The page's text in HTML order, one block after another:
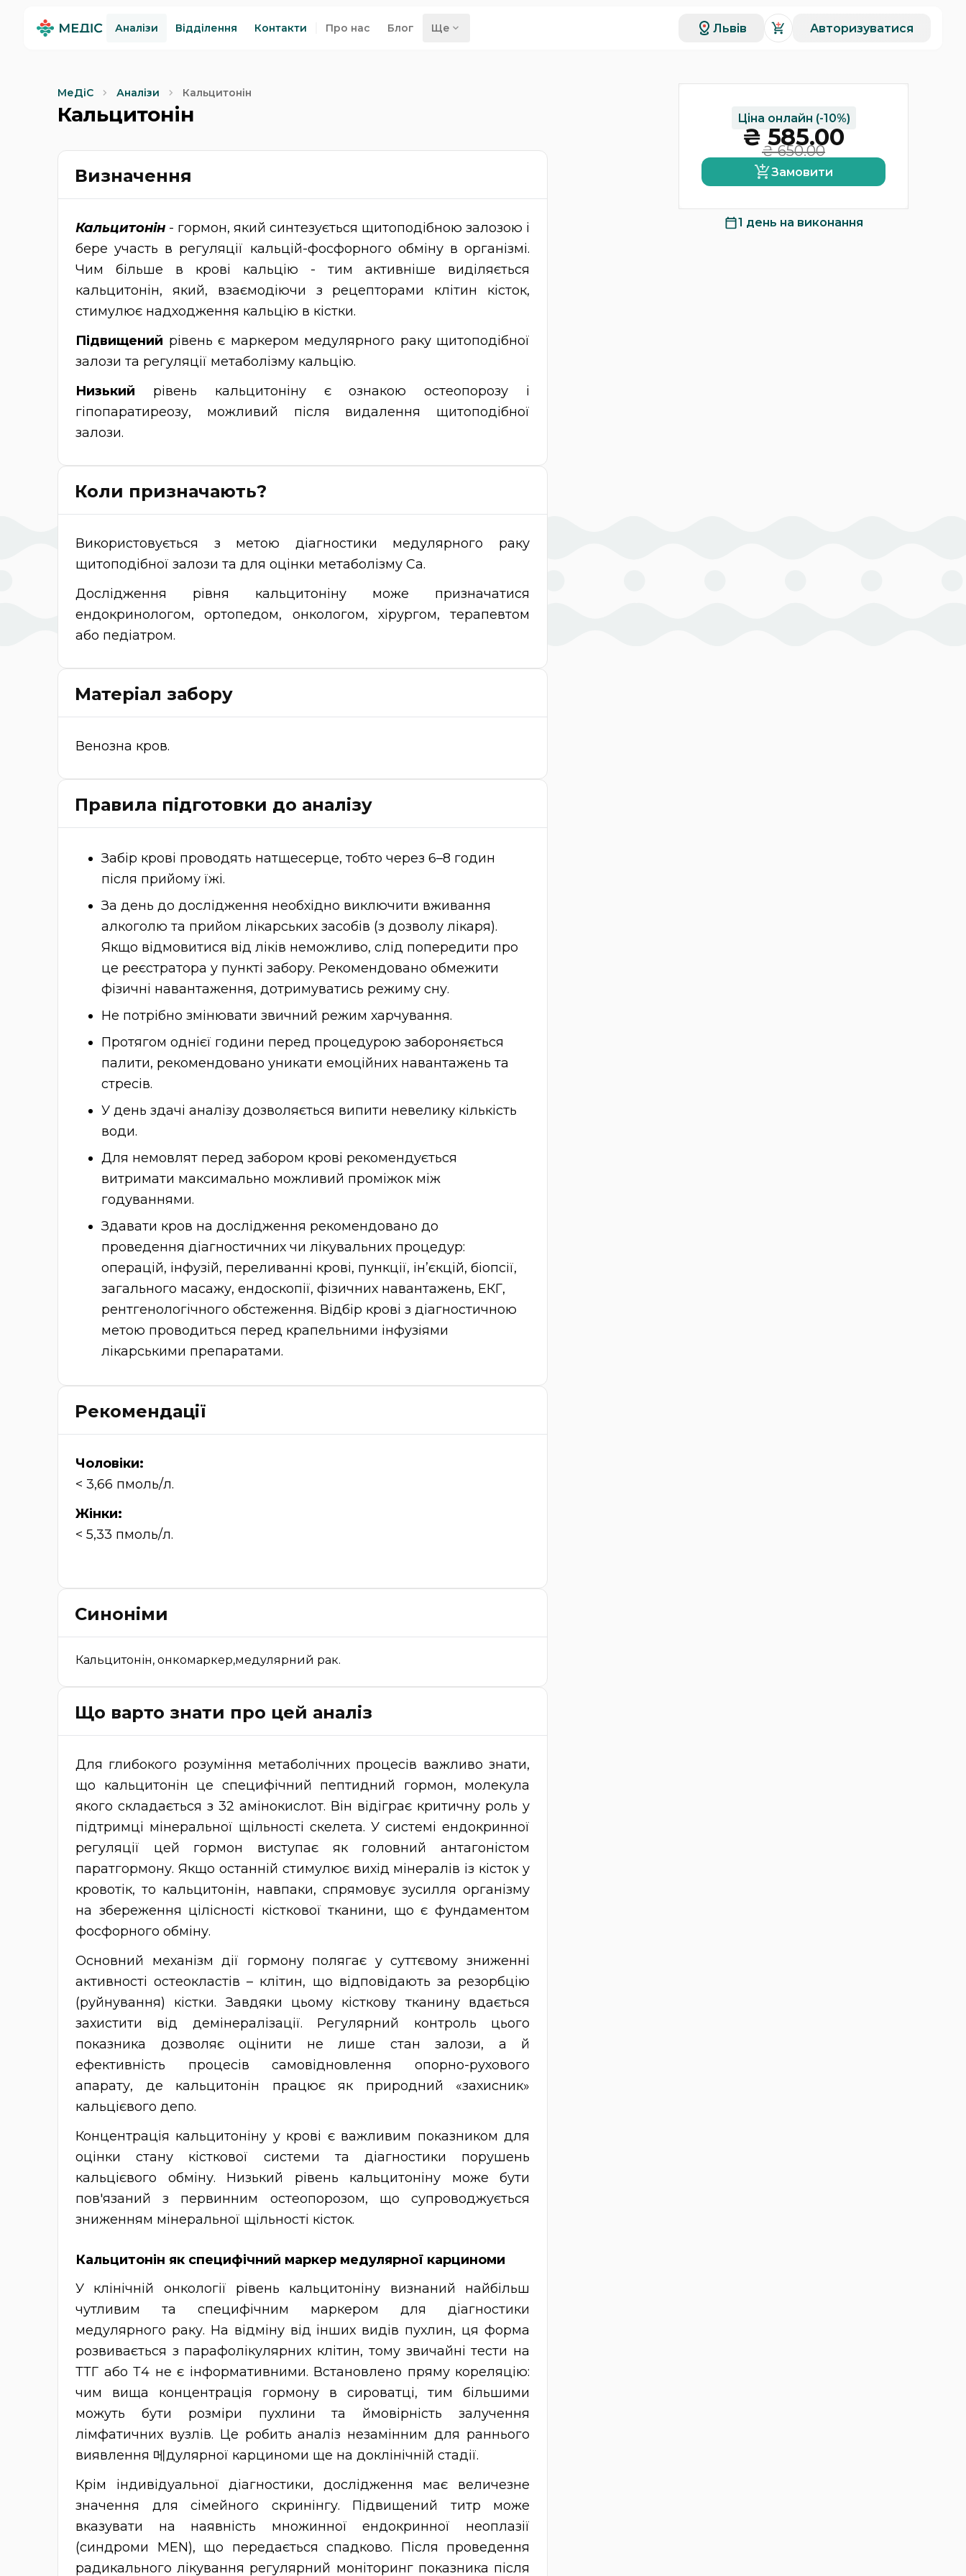
Аналізи Відділення Контакти Про нас Блог Ще Львів Авторизуватися
МеДіС Аналізи Кальцитонін
Кальцитонін
Визначення
Кальцитонін - гормон, який синтезується щитоподібною залозою і
бере участь в регуляції кальцій-фосфорного обміну в організмі.
Чим більше в крові кальцію - тим активніше виділяється
кальцитонін, який, взаємодіючи з рецепторами клітин кісток,
стимулює надходження кальцію в кістки.
Підвищений рівень є маркером медулярного раку щитоподібної
залози та регуляції метаболізму кальцію.
Низький рівень кальцитоніну є ознакою остеопорозу і
гіпопаратиреозу, можливий після видалення щитоподібної
залози.
Коли призначають?
Використовується з метою діагностики медулярного раку
щитоподібної залози та для оцінки метаболізму Са.
Дослідження рівня кальцитоніну може призначатися
ендокринологом, ортопедом, онкологом, хірургом, терапевтом
або педіатром.
Матеріал забору
Венозна кров.
Правила підготовки до аналізу
Забір крові проводять натщесерце, тобто через 6–8 годин
після прийому їжі.
За день до дослідження необхідно виключити вживання
алкоголю та прийом лікарських засобів (з дозволу лікаря).
Якщо відмовитися від ліків неможливо, слід попередити про
це реєстратора у пункті забору. Рекомендовано обмежити
фізичні навантаження, дотримуватись режиму сну.
Не потрібно змінювати звичний режим харчування.
Протягом однієї години перед процедурою забороняється
палити, рекомендовано уникати емоційних навантажень та
стресів.
У день здачі аналізу дозволяється випити невелику кількість
води.
Для немовлят перед забором крові рекомендується
витримати максимально можливий проміжок між
годуваннями.
Здавати кров на дослідження рекомендовано до
проведення діагностичних чи лікувальних процедур:
операцій, інфузій, переливанні крові, пункції, ін’єкцій, біопсії,
загального масажу, ендоскопії, фізичних навантажень, ЕКГ,
рентгенологічного обстеження. Відбір крові з діагностичною
метою проводиться перед крапельними інфузіями
лікарськими препаратами.
Рекомендації
Чоловіки:
< 3,66 пмоль/л.
Жінки:
< 5,33 пмоль/л.
Синоніми
Кальцитонін, онкомаркер,медулярний рак.
Що варто знати про цей аналіз
Для глибокого розуміння метаболічних процесів важливо знати,
що кальцитонін це специфічний пептидний гормон, молекула
якого складається з 32 амінокислот. Він відіграє критичну роль у
підтримці мінеральної щільності скелета. У системі ендокринної
регуляції цей гормон виступає як головний антагоністом
паратгормону. Якщо останній стимулює вихід мінералів із кісток у
кровотік, то кальцитонін, навпаки, спрямовує зусилля організму
на збереження цілісності кісткової тканини, що є фундаментом
фосфорного обміну.
Основний механізм дії гормону полягає у суттєвому зниженні
активності остеокластів – клітин, що відповідають за резорбцію
(руйнування) кістки. Завдяки цьому кісткову тканину вдається
захистити від демінералізації. Регулярний контроль цього
показника дозволяє оцінити не лише стан залози, а й
ефективність процесів самовідновлення опорно-рухового
апарату, де кальцитонін працює як природний «захисник»
кальцієвого депо.
Концентрація кальцитоніну у крові є важливим показником для
оцінки стану кісткової системи та діагностики порушень
кальцієвого обміну. Низький рівень кальцитоніну може бути
пов'язаний з первинним остеопорозом, що супроводжується
зниженням мінеральної щільності кісток.
Кальцитонін як специфічний маркер медулярної карциноми
У клінічній онкології рівень кальцитоніну визнаний найбільш
чутливим та специфічним маркером для діагностики
медулярного раку. На відміну від інших видів пухлин, ця форма
розвивається з парафолікулярних клітин, тому звичайні тести на
ТТГ або Т4 не є інформативними. Встановлено пряму кореляцію:
чим вища концентрація гормону в сироватці, тим більшими
можуть бути розміри пухлини та ймовірність залучення
лімфатичних вузлів. Це робить аналіз незамінним для раннього
виявлення 메дулярної карциноми ще на доклінічній стадії.
Крім індивідуальної діагностики, дослідження має величезне
значення для сімейного скринінгу. Підвищений титр може
вказувати на наявність множинної ендокринної неоплазії
(синдроми MEN), що передається спадково. Після проведення
радикального лікування регулярний моніторинг показника після
Ціна онлайн (-10%)
₴ 585.00
₴650.00
Замовити
1 день на виконання